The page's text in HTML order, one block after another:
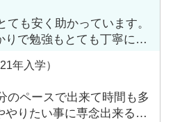
ても安く助かっています。
りで勉強もとても丁寧に教
年入学）
のペースで出来て時間も多
やりたい事に専念出来る点